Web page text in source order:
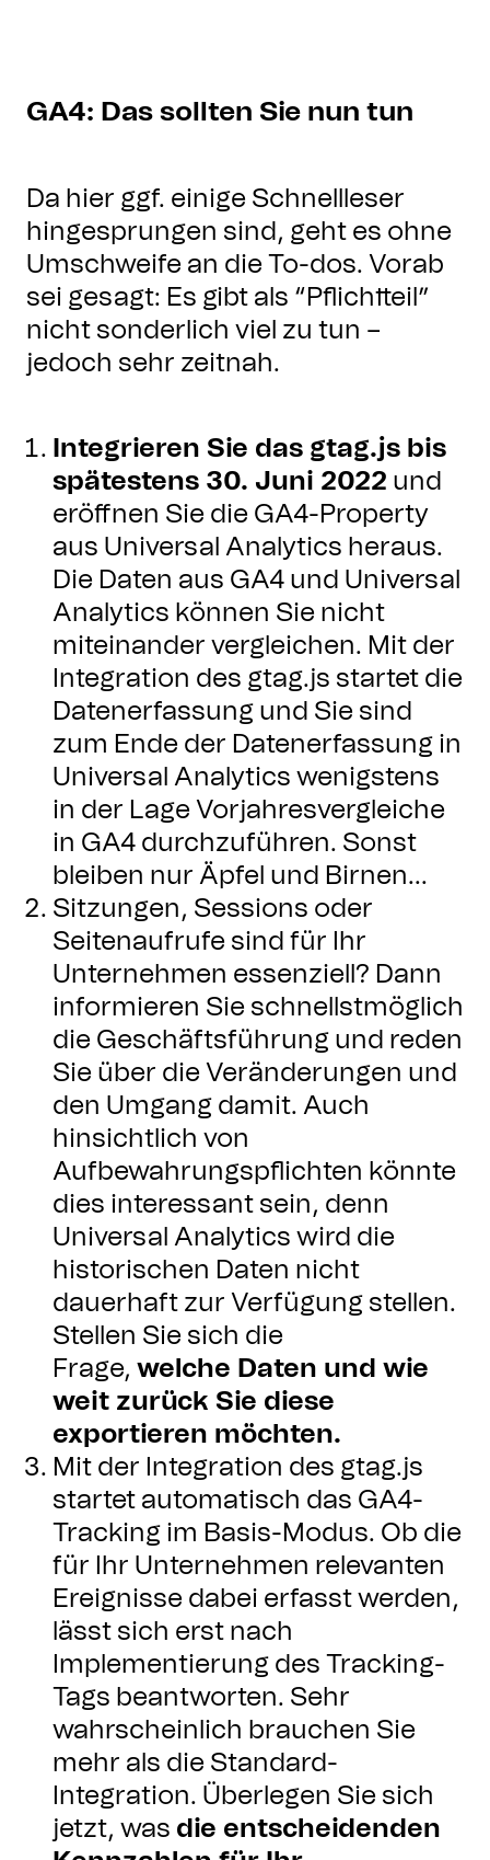
GA4: Das sollten Sie nun tun
Da hier ggf. einige Schnellleser
hingesprungen sind, geht es ohne
Umschweife an die To-dos. Vorab
sei gesagt: Es gibt als “Pflichtteil”
nicht sonderlich viel zu tun –
jedoch sehr zeitnah.
Integrieren Sie das gtag.js bis
spätestens 30. Juni 2022 und
eröffnen Sie die GA4-Property
aus Universal Analytics heraus.
Die Daten aus GA4 und Universal
Analytics können Sie nicht
miteinander vergleichen. Mit der
Integration des gtag.js startet die
Datenerfassung und Sie sind
zum Ende der Datenerfassung in
Universal Analytics wenigstens
in der Lage Vorjahresvergleiche
in GA4 durchzuführen. Sonst
bleiben nur Äpfel und Birnen...
Sitzungen, Sessions oder
Seitenaufrufe sind für Ihr
Unternehmen essenziell? Dann
informieren Sie schnellstmöglich
die Geschäftsführung und reden
Sie über die Veränderungen und
den Umgang damit. Auch
hinsichtlich von
Aufbewahrungspflichten könnte
dies interessant sein, denn
Universal Analytics wird die
historischen Daten nicht
dauerhaft zur Verfügung stellen.
Stellen Sie sich die
Frage, welche Daten und wie
weit zurück Sie diese
exportieren möchten.
Mit der Integration des gtag.js
startet automatisch das GA4-
Tracking im Basis-Modus. Ob die
für Ihr Unternehmen relevanten
Ereignisse dabei erfasst werden,
lässt sich erst nach
Implementierung des Tracking-
Tags beantworten. Sehr
wahrscheinlich brauchen Sie
mehr als die Standard-
Integration. Überlegen Sie sich
jetzt, was die entscheidenden